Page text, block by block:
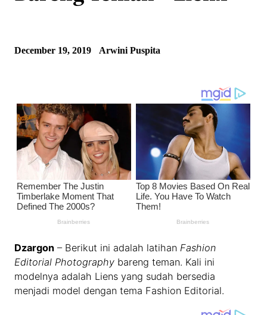
December 19, 2019 Arwini Puspita
Dzargon – Berikut ini adalah latihan Fashion
Editorial Photography bareng teman. Kali ini
modelnya adalah Liens yang sudah bersedia
menjadi model dengan tema Fashion Editorial.